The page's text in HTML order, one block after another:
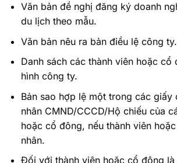
Văn bản đề nghị đăng ký doanh
du lịch theo mẫu.
Văn bản nêu ra bản điều lệ công ty.
Danh sách các thành viên hoặc cổ
hình công ty.
Bản sao hợp lệ một trong các giấy
nhân CMND/CCCD/Hộ chiếu của
hoặc cổ đông, nếu thành viên
nhân.
Đối với thành viên hoặc cổ đông